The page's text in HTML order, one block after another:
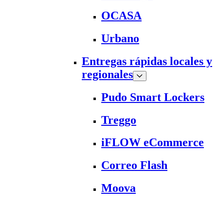
OCASA
Urbano
Entregas rápidas locales y
regionales
Pudo Smart Lockers
Treggo
iFLOW eCommerce
Correo Flash
Moova